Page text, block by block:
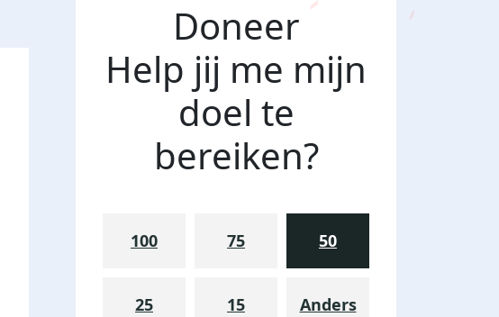
Doneer
Help jij me mijn
doel te
bereiken?
100 75 50
25 15 Anders